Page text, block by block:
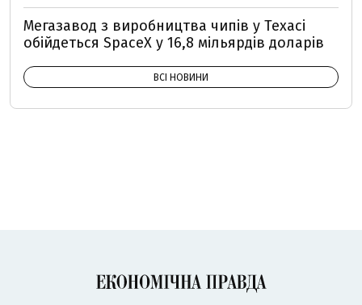
Мегазавод з виробництва чипів у Техасі
обійдеться SpaceX у 16,8 мільярдів доларів
ВСІ НОВИНИ